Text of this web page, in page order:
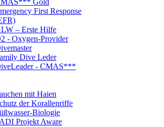
Gold
First Response
– Erste Hilfe
- Oxygen-Provider
Dive Leder
- CMAS***
mit Haien
der Korallenriffe
Biologie
Projekt Aware